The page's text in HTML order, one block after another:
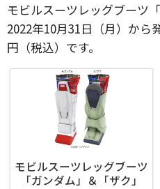
モビルスーツレッグブーツ
2022年10月31日（月）から
円（税込）です。
モビルスーツレッグブーツ
「ガンダム」＆「ザク」